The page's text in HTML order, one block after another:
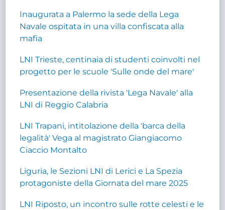
Inaugurata a Palermo la sede della Lega
Navale ospitata in una villa confiscata alla
mafia
LNI Trieste, centinaia di studenti coinvolti nel
progetto per le scuole 'Sulle onde del mare'
Presentazione della rivista 'Lega Navale' alla
LNI di Reggio Calabria
LNI Trapani, intitolazione della 'barca della
legalità' Vega al magistrato Giangiacomo
Ciaccio Montalto
Liguria, le Sezioni LNI di Lerici e La Spezia
protagoniste della Giornata del mare 2025
LNI Riposto, un incontro sulle rotte celesti e le